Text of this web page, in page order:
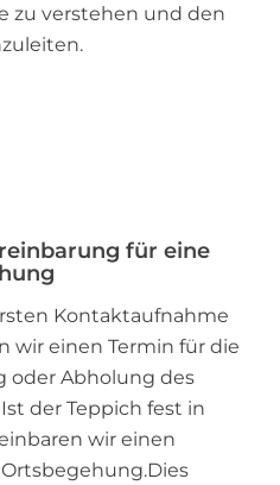
zu verstehen und den
für eine
Kontaktaufnahme
wir einen Termin für die
oder Abholung des
der Teppich fest in
wir einen